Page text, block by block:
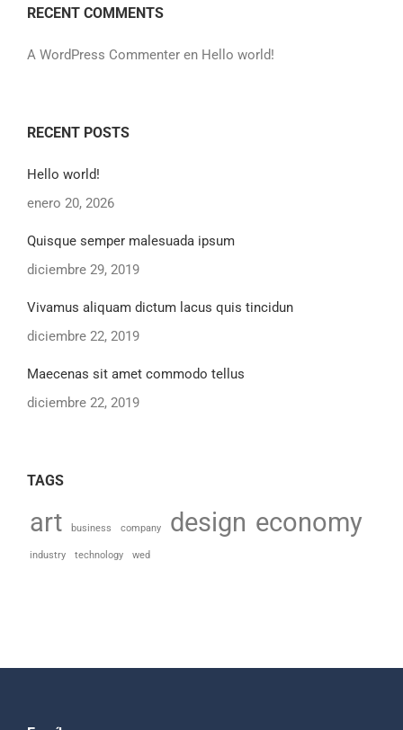
RECENT COMMENTS
A WordPress Commenter en Hello world!
RECENT POSTS
Hello world!
enero 20, 2026
Quisque semper malesuada ipsum
diciembre 29, 2019
Vivamus aliquam dictum lacus quis tincidun
diciembre 22, 2019
Maecenas sit amet commodo tellus
diciembre 22, 2019
TAGS
art business company design economy
industry technology wed